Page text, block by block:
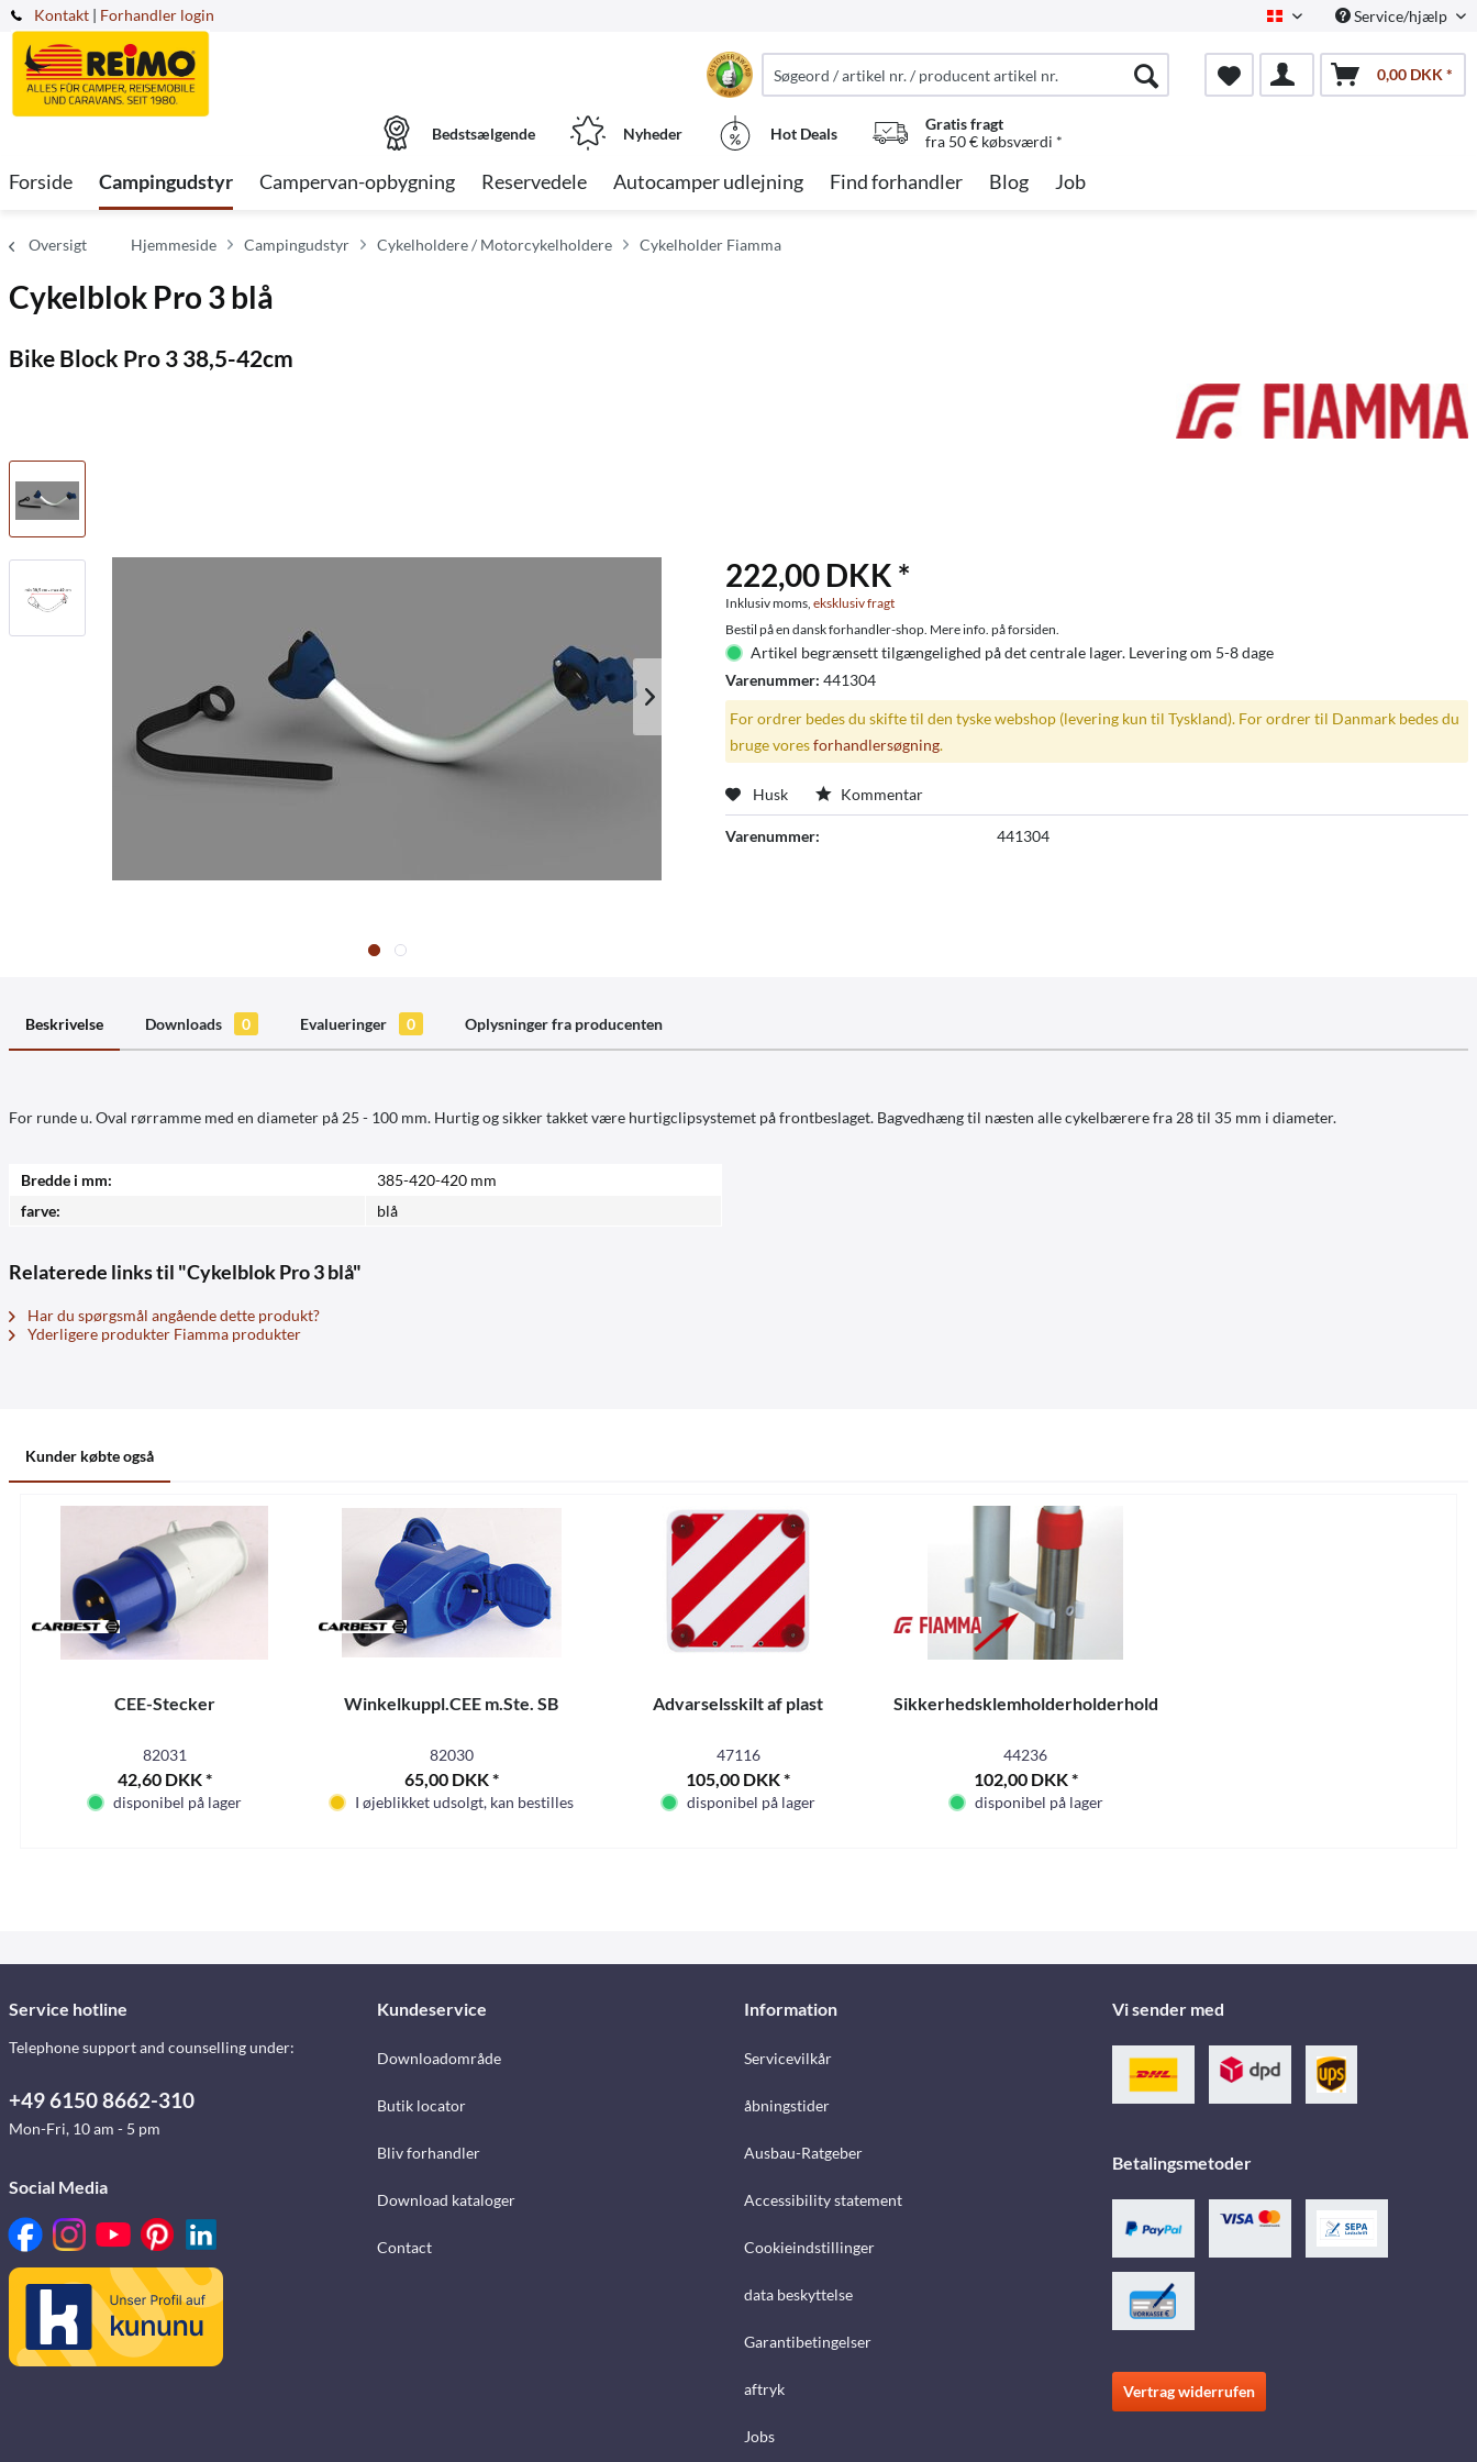
Kontakt Dansk Service/hjælp
| Forhandler login
0,00 DKK *
Bedstsælgende Nyheder Hot Deals
Gratis fragt
fra 50 € købsværdi *
Forside Campingudstyr Campervan-opbygning Reservedele Autocamper udlejning Find forhandler Blog Job
Oversigt Hjemmeside Campingudstyr Cykelholdere / Motorcykelholdere Cykelholder Fiamma
Cykelblok Pro 3 blå
Bike Block Pro 3 38,5-42cm
222,00 DKK *
Inklusiv moms, eksklusiv fragt
Bestil på en dansk forhandler-shop. Mere info. på forsiden.
Artikel begrænsett tilgængelighed på det centrale lager. Levering om 5-8 dage
Varenummer: 441304
For ordrer bedes du skifte til den tyske webshop (levering kun til Tyskland). For ordrer til Danmark bedes du
bruge voresforhandlersøgning.
Husk Kommentar
Varenummer: 441304
Beskrivelse Downloads 0 Evalueringer 0 Oplysninger fra producenten
For runde u. Oval rørramme med en diameter på 25 - 100 mm. Hurtig og sikker takket være hurtigclipsystemet på frontbeslaget. Bagvedhæng til næsten alle cykelbærere fra 28 til 35 mm i diameter.
Bredde i mm:
385-420-420 mm
farve:
blå
Relaterede links til "Cykelblok Pro 3 blå"
Har du spørgsmål angående dette produkt?
Yderligere produkter Fiamma produkter
Kunder købte også
CEE-Stecker
82031
42,60 DKK *
disponibel på lager
Winkelkuppl.CEE m.Ste. SB
82030
65,00 DKK *
I øjeblikket udsolgt, kan bestilles
Advarselsskilt af plast
47116
105,00 DKK *
disponibel på lager
Sikkerhedsklemholderholderholder
44236
102,00 DKK *
disponibel på lager
Service hotline
Telephone support and counselling under:
+49 6150 8662-310
Mon-Fri, 10 am - 5 pm
Social Media
Kundeservice
Downloadområde
Butik locator
Bliv forhandler
Download kataloger
Contact
Information
Servicevilkår
åbningstider
Ausbau-Ratgeber
Accessibility statement
Cookieindstillinger
data beskyttelse
Garantibetingelser
aftryk
Jobs
Vi sender med
Betalingsmetoder
Vertrag widerrufen